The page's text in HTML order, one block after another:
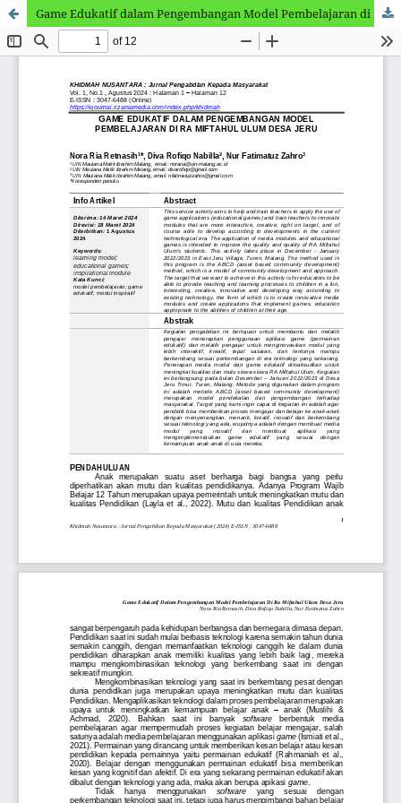
Game Edukatif dalam Pengembangan Model Pembelajaran di RA Miftahul Ulum Desa Jeru